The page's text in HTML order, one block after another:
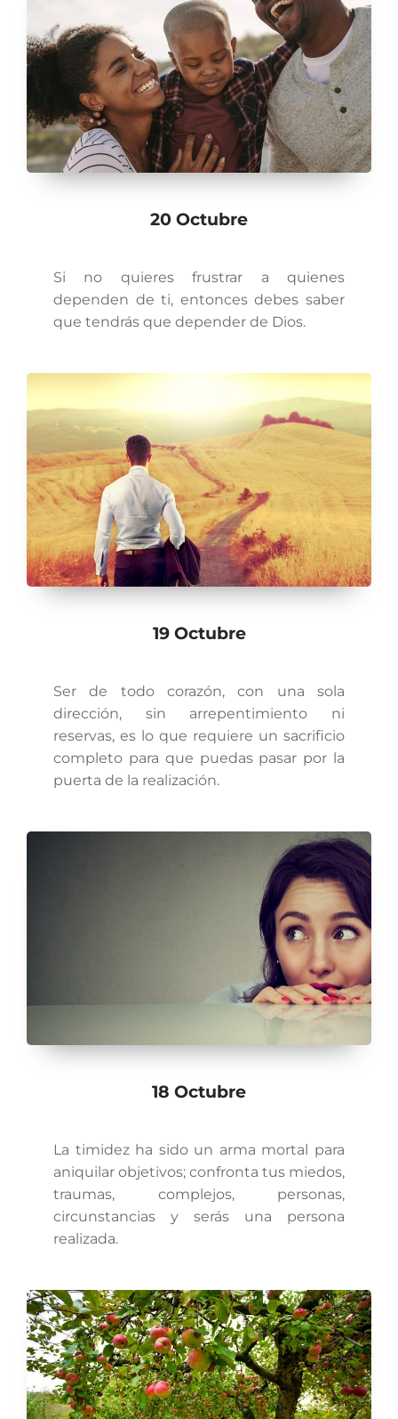
20 Octubre
Si no quieres frustrar a quienes
dependen de ti, entonces debes saber
que tendrás que depender de Dios.
19 Octubre
Ser de todo corazón, con una sola
dirección, sin arrepentimiento ni
reservas, es lo que requiere un sacrificio
completo para que puedas pasar por la
puerta de la realización.
18 Octubre
La timidez ha sido un arma mortal para
aniquilar objetivos; confronta tus miedos,
traumas, complejos, personas,
circunstancias y serás una persona
realizada.